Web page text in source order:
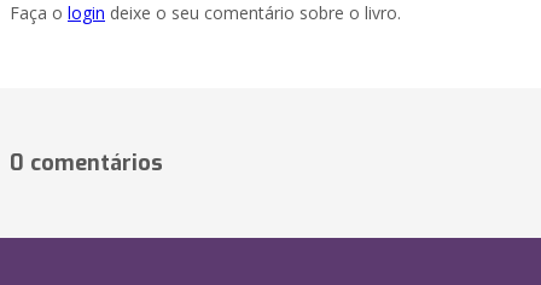
Faça o login deixe o seu comentário sobre o livro.
0 comentários